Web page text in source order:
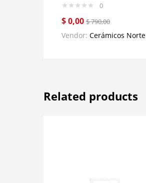
0
$0,00 $790,00
Vendor: Cerámicos Norte
Related products